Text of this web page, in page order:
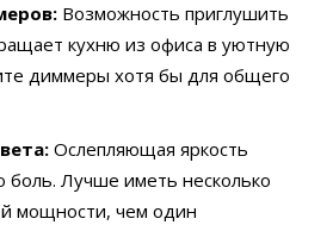
Возможность приглушить
кухню из офиса в уютную
диммеры хотя бы для общего
Ослепляющая яркость
боль. Лучше иметь несколько
мощности, чем один